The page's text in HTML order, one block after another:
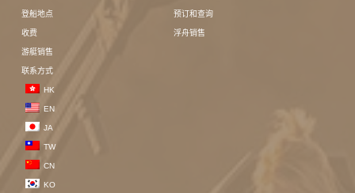
登船地点
收费
游艇销售
联系方式
HK
EN
JA
TW
CN
KO
预订和查询
浮舟销售